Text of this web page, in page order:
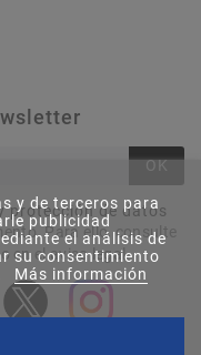
OK
protección de datos
Para ello, consulte
en el aviso legal.
y de terceros para
publicidad
el análisis de
su consentimiento
Más información